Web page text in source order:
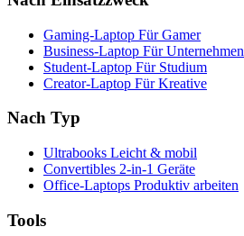
Gaming-Laptop Für Gamer
Business-Laptop Für Unternehmen
Student-Laptop Für Studium
Creator-Laptop Für Kreative
Nach Typ
Ultrabooks Leicht & mobil
Convertibles 2-in-1 Geräte
Office-Laptops Produktiv arbeiten
Tools